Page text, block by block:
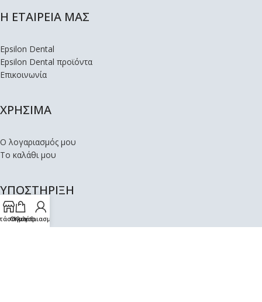
Η ΕΤΑΙΡΕΙΑ ΜΑΣ
Epsilon Dental
Epsilon Dental προϊόντα
Επικοινωνία
ΧΡΗΣΙΜΑ
Ο λογαριασμός μου
Το καλάθι μου
ΥΠΟΣΤΗΡΙΞΗ
Όροι Χρήσης
Καλάθι
Ο λογαριασμός μου